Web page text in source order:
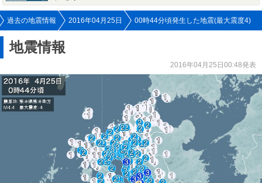
過去の地震情報 2016年04月25日 00時44分頃発生した地震(最大震度4)
地震情報
2016年04月25日00:48発表